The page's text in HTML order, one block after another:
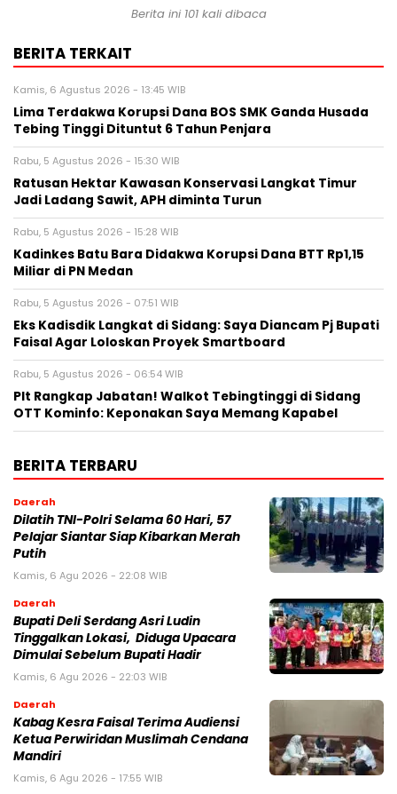
Berita ini 101 kali dibaca
BERITA TERKAIT
Kamis, 6 Agustus 2026 - 13:45 WIB
Lima Terdakwa Korupsi Dana BOS SMK Ganda Husada
Tebing Tinggi Dituntut 6 Tahun Penjara
Rabu, 5 Agustus 2026 - 15:30 WIB
Ratusan Hektar Kawasan Konservasi Langkat Timur
Jadi Ladang Sawit, APH diminta Turun
Rabu, 5 Agustus 2026 - 15:28 WIB
Kadinkes Batu Bara Didakwa Korupsi Dana BTT Rp1,15
Miliar di PN Medan
Rabu, 5 Agustus 2026 - 07:51 WIB
Eks Kadisdik Langkat di Sidang: Saya Diancam Pj Bupati
Faisal Agar Loloskan Proyek Smartboard
Rabu, 5 Agustus 2026 - 06:54 WIB
Plt Rangkap Jabatan! Walkot Tebingtinggi di Sidang
OTT Kominfo: Keponakan Saya Memang Kapabel
BERITA TERBARU
Daerah
Dilatih TNI-Polri Selama 60 Hari, 57
Pelajar Siantar Siap Kibarkan Merah
Putih
Kamis, 6 Agu 2026 - 22:08 WIB
Daerah
Bupati Deli Serdang Asri Ludin
Tinggalkan Lokasi, Diduga Upacara
Dimulai Sebelum Bupati Hadir
Kamis, 6 Agu 2026 - 22:03 WIB
Daerah
Kabag Kesra Faisal Terima Audiensi
Ketua Perwiridan Muslimah Cendana
Mandiri
Kamis, 6 Agu 2026 - 17:55 WIB